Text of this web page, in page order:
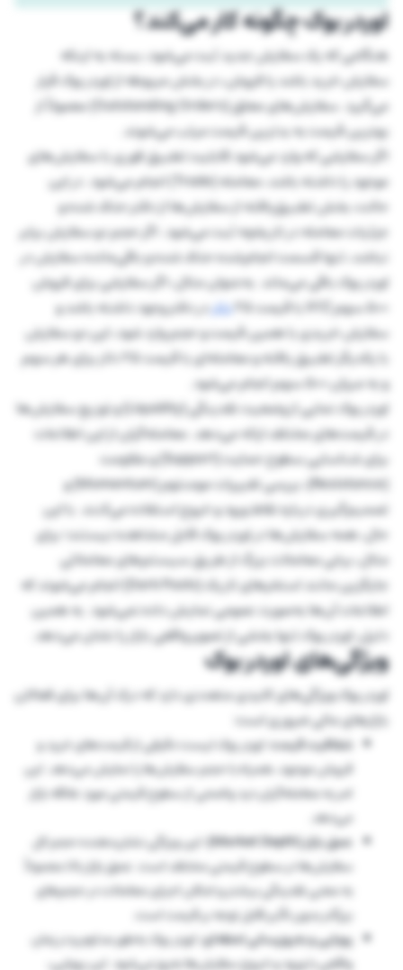
اوردر بوک چگونه کار می‌کند؟
هنگامی که یک سفارش جدید ثبت می‌شود، بسته به اینکه
سفارش خرید باشد یا فروش، در بخش مربوطه از اوردر بوک قرار
می‌گیرد. سفارش‌های معلق (Outstanding Orders) معمولاً از
بهترین قیمت به بدترین قیمت مرتب می‌شوند.
اگر سفارشی که وارد می‌شود قابلیت تطبیق فوری با سفارش‌های
موجود را داشته باشد، معامله (Trade) انجام می‌شود. در این
حالت، بخش تطبیق‌یافته از سفارش‌ها از دفتر حذف شده و
جزئیات معامله در تاریخچه ثبت می‌شود. اگر حجم دو سفارش برابر
نباشد، تنها قسمت انجام‌شده حذف شده و باقی‌مانده سفارش در
اوردر بوک باقی می‌ماند. به‌عنوان مثال، اگر سفارشی برای فروش
۵۰۰ سهم XYZ با قیمت ۲۵
دلاردر دفتر وجود داشته باشد و
سفارش خریدی با همین قیمت و حجم وارد شود، این دو سفارش
با یکدیگر تطبیق یافته و معامله‌ای با قیمت ۲۵ دلار برای هر سهم
و به میزان ۵۰۰ سهم انجام می‌شود.
اوردر بوک نمایی از وضعیت نقدینگی (Liquidity) و توزیع سفارش‌ها
در قیمت‌های مختلف ارائه می‌دهد. معامله‌گران از این اطلاعات
برای شناسایی سطوح حمایت (Support) و مقاومت
(Resistance)، بررسی تغییرات مومنتوم (Momentum) و
تصمیم‌گیری درباره نقاط ورود و خروج استفاده می‌کنند. با این
حال، همه سفارش‌ها در اوردر بوک قابل مشاهده نیستند؛ برای
مثال، برخی معاملات بزرگ از طریق سیستم‌های معاملاتی
جایگزین مانند استخرهای تاریک (Dark Pools) انجام می‌شوند که
اطلاعات آن‌ها به‌صورت عمومی نمایش داده نمی‌شود. به همین
دلیل، اوردر بوک تنها بخشی از تصویر واقعی بازار را نشان می‌دهد.
ویژگی‌های اوردر بوک
اوردر بوک ویژگی‌های کلیدی متعددی دارد که درک آن‌ها برای فعالان
بازارهای مالی ضروری است:
شفافیت قیمت:اوردر بوک لیست دقیقی از قیمت‌های خرید و
فروش موجود، همراه با حجم سفارش‌ها را نمایش می‌دهد. این
امر به معامله‌گران دید واضحی از سطوح قیمتی مورد علاقه بازار
می‌دهد.
عمق بازار (Market Depth):
این ویژگی نشان‌دهنده حجم کل
سفارش‌ها در سطوح قیمتی مختلف است. عمق بازار بالا معمولاً
به معنی نقدینگی بیشتر و امکان اجرای معاملات در حجم‌های
بزرگتر بدون تأثیر قابل توجه بر قیمت است.
پویایی و به‌روزرسانی لحظه‌ای:اوردر بوک به‌طور مداوم و در زمان
واقعی با ورود و خروج سفارش‌ها به‌روز می‌شود. این پویایی،